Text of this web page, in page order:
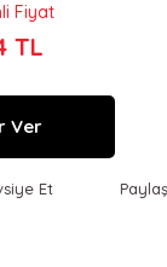
Fiyat
TL
Ver
Et